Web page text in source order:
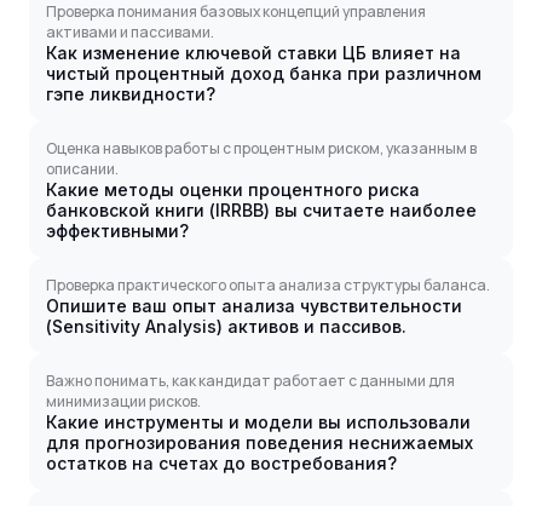
Проверка понимания базовых концепций управления
активами и пассивами.
Как изменение ключевой ставки ЦБ влияет на
чистый процентный доход банка при различном
гэпе ликвидности?
Оценка навыков работы с процентным риском, указанным в
описании.
Какие методы оценки процентного риска
банковской книги (IRRBB) вы считаете наиболее
эффективными?
Проверка практического опыта анализа структуры баланса.
Опишите ваш опыт анализа чувствительности
(Sensitivity Analysis) активов и пассивов.
Важно понимать, как кандидат работает с данными для
минимизации рисков.
Какие инструменты и модели вы использовали
для прогнозирования поведения неснижаемых
остатков на счетах до востребования?